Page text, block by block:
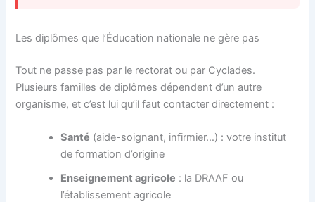
Les diplômes que l’Éducation nationale ne gère pas
Tout ne passe pas par le rectorat ou par Cyclades.
Plusieurs familles de diplômes dépendent d’un autre
organisme, et c’est lui qu’il faut contacter directement :
Santé (aide-soignant, infirmier…) : votre institut
de formation d’origine
Enseignement agricole : la DRAAF ou
l’établissement agricole